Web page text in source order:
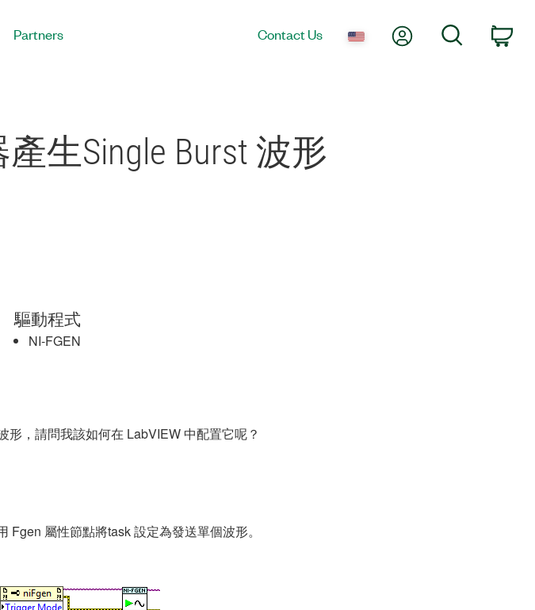
Partners Contact Us My AccountSearch
生Single Burst 波形
驅動程式
NI-FGEN
，請問我該如何在 LabVIEW 中配置它呢？
屬性節點將task 設定為發送單個波形。